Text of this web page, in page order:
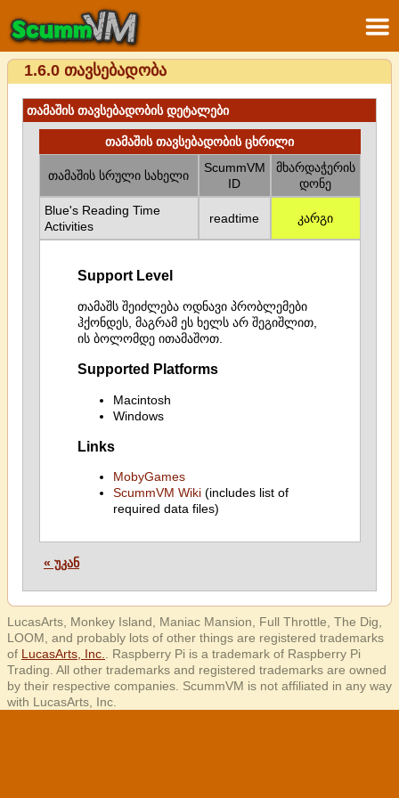
1.6.0 თავსებადობა
თამაშის თავსებადობის დეტალები
თამაშის თავსებადობის ცხრილი
თამაშის სრული სახელი
ScummVM
ID
მხარდაჭერის
დონე
Blue's Reading Time
Activities
readtime კარგი
Support Level
თამაშს შეიძლება ოდნავი პრობლემები
ჰქონდეს, მაგრამ ეს ხელს არ შეგიშლით,
ის ბოლომდე ითამაშოთ.
Supported Platforms
Macintosh
Windows
Links
MobyGames
ScummVM Wiki(includes list of
required data files)
« უკან
LucasArts, Monkey Island, Maniac Mansion, Full Throttle, The Dig,
LOOM, and probably lots of other things are registered trademarks
of LucasArts, Inc.
. Raspberry Pi is a trademark of Raspberry Pi
Trading. All other trademarks and registered trademarks are owned
by their respective companies. ScummVM is not affiliated in any way
with LucasArts, Inc.